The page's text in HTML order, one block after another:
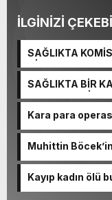
İLGİNİZİ
SAĞLIKTA
NİHAT URUÇ VE
VURGUNU!
SAĞLIKTA BİR
MERKEZLERİ
Kara para
Muhittin
Kayıp kadın ölü